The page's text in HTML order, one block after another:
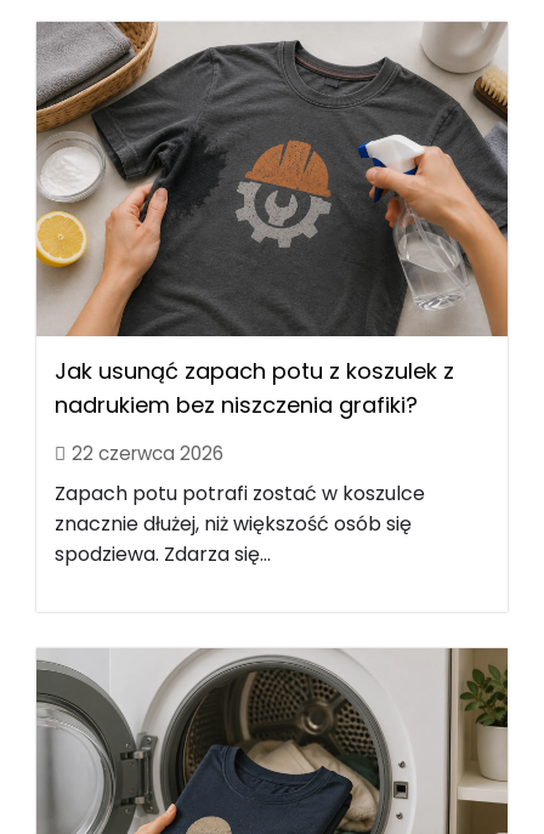
Jak usunąć zapach potu z koszulek z
nadrukiem bez niszczenia grafiki?
22 czerwca 2026
Zapach potu potrafi zostać w koszulce
znacznie dłużej, niż większość osób się
spodziewa. Zdarza się...